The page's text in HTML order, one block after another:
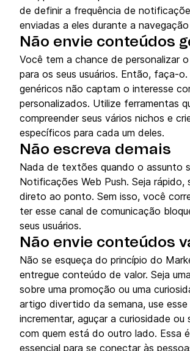
de definir a frequência de
enviadas a eles durante a
Não envie conteúdos
Você tem a chance de personalizar
para os seus usuários. Então, faça-
genéricos não captam o interesse
personalizados. Utilize ferramentas
compreender seus vários nichos e
específicos para cada um deles.
Não escreva demais
Nada de textões quando o assunto
Notificações Web Push. Seja rápido,
direto ao ponto. Sem isso, você
ter esse canal de comunicação
seus usuários.
N ão envie conteúdos
Não se esqueça do princípio do
entregue conteúdo de valor. Seja
sobre uma promoção ou uma
artigo divertido da semana, use esse
incrementar, aguçar a curiosidade ou
com quem está do outro lado. Essa
essencial para se conectar às